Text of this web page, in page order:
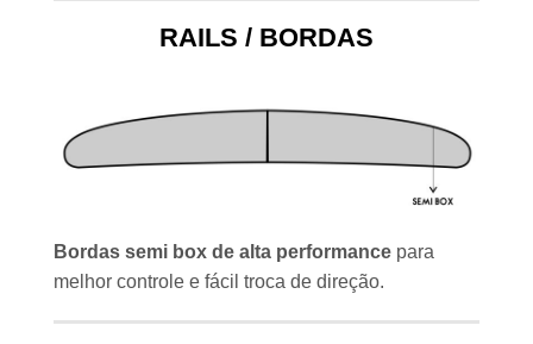
RAILS / BORDAS
Bordas semi box de alta performance para
melhor controle e fácil troca de direção.